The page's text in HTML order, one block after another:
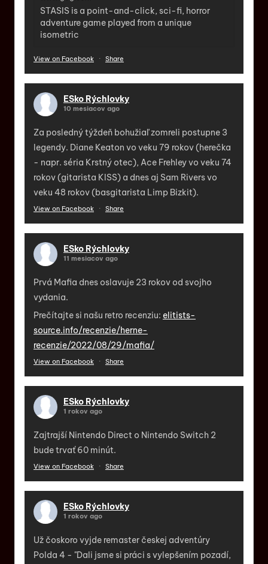
STASIS is a point-and-click, sci-fi, horror
adventure game played from a unique
isometric
View on Facebook · Share
ESko Rýchlovky
10 mesiacov ago
Za posledný týždeň bohužiaľ zomreli postupne 3
legendy. Diane Keaton vo veku 79 rokov (herečka
- napr. séria Krstný otec), Ace Frehley vo veku 74
rokov (gitarista KISS) a dnes aj Sam Rivers vo
veku 48 rokov (basgitarista Limp Bizkit).
View on Facebook · Share
ESko Rýchlovky
11 mesiacov ago
Prvá Mafia dnes oslavuje 23 rokov od svojho
vydania.
Prečítajte si našu retro recenziu: elitists-
source.info/recenzie/herne-
recenzie/2022/08/29/mafia/
View on Facebook · Share
ESko Rýchlovky
1 rokov ago
Zajtrajší Nintendo Direct o Nintendo Switch 2
bude trvať 60 minút.
View on Facebook · Share
ESko Rýchlovky
1 rokov ago
Už čoskoro vyjde remaster českej adventúry
Polda 4 - "Dali jsme si práci s vylepšením pozadí,